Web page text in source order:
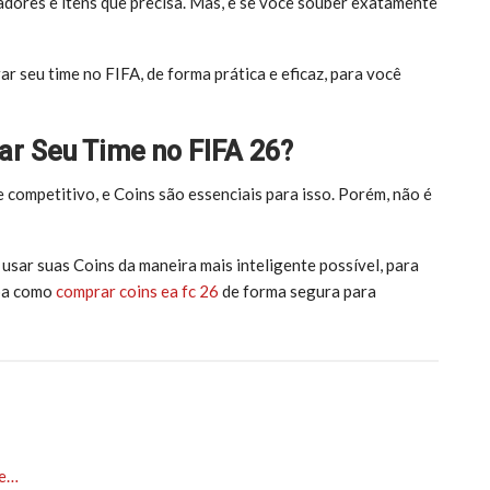
seu time no FIFA, de forma prática e eficaz, para você
Seu Time no FIFA 26?
e Coins são essenciais para isso. Porém, não é
suas Coins da maneira mais inteligente possível, para
como comprar coins ea fc 26 de forma segura para